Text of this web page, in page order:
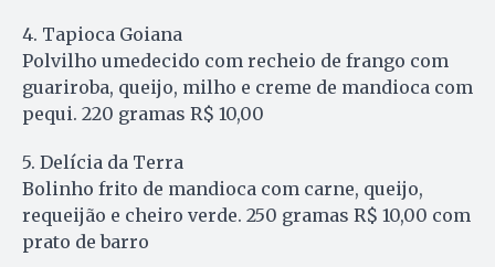
4. Tapioca Goiana
Polvilho umedecido com recheio de frango com
guariroba, queijo, milho e creme de mandioca com
pequi. 220 gramas R$ 10,00
5. Delícia da Terra
Bolinho frito de mandioca com carne, queijo,
requeijão e cheiro verde. 250 gramas R$ 10,00 com
prato de barro